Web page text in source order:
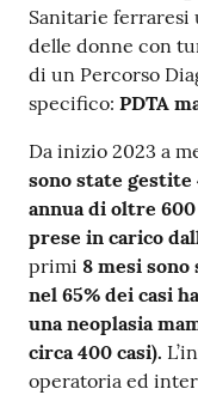
Sanitarie ferraresi
delle donne con
di un Percorso
specifico: PDTA
Da inizio 2023 a
sono state gestite
annua di oltre
prese in carico
primi 8 mesi sono
nel 65% dei casi
una neoplasia
circa 400 casi).
operatoria ed